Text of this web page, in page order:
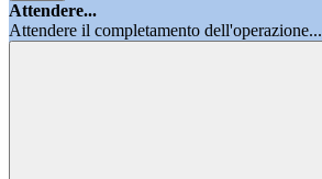
Attendere...
Attendere il completamento dell'operazione...